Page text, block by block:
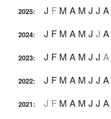
2025: J F M A M J J A
2024: J F M A M J J A
2023: J F M A M J J A
2022: J F M A M J J A
2021: J F M A M J J A